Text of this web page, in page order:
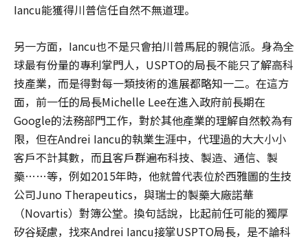
Iancu能獲得川普信任自然不無道理。
另一方面，Iancu也不是只會拍川普馬屁的親信派。身為全
球最有份量的專利掌門人，USPTO的局長不能只了解高科
技產業，而是得對每一類技術的進展都略知一二。在這方
面，前一任的局長Michelle Lee在進入政府前長期在
Google的法務部門工作，對於其他產業的理解自然較為有
限，但在Andrei Iancu的執業生涯中，代理過的大大小小
客戶不計其數，而且客戶群遍布科技、製造、通信、製
藥……等，例如2015年時，他就曾代表位於西雅圖的生技
公司Juno Therapeutics，與瑞士的製藥大廠諾華
（Novartis）對簿公堂。換句話說，比起前任可能的獨厚
矽谷疑慮，找來Andrei Iancu接掌USPTO局長，是不論科